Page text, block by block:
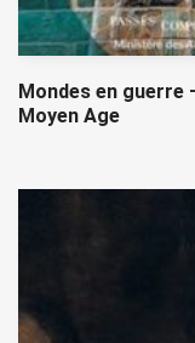
Mondes en guerre
Moyen Age